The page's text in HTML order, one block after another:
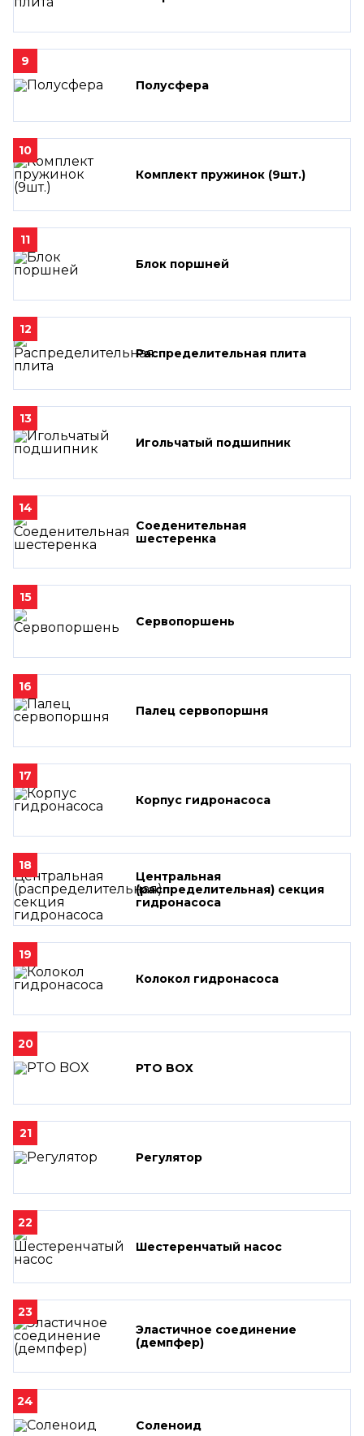
9
Полусфера
10
Комплект пружинок (9шт.)
11
Блок поршней
12
Распределительная плита
13
Игольчатый подшипник
14
Соеденительная
шестеренка
15
Сервопоршень
16
Палец сервопоршня
17
Корпус гидронасоса
18
Центральная
(распределительная) секция
гидронасоса
19
Колокол гидронасоса
20
PTO BOX
21
Регулятор
22
Шестеренчатый насос
23
Эластичное соединение
(демпфер)
24
Соленоид